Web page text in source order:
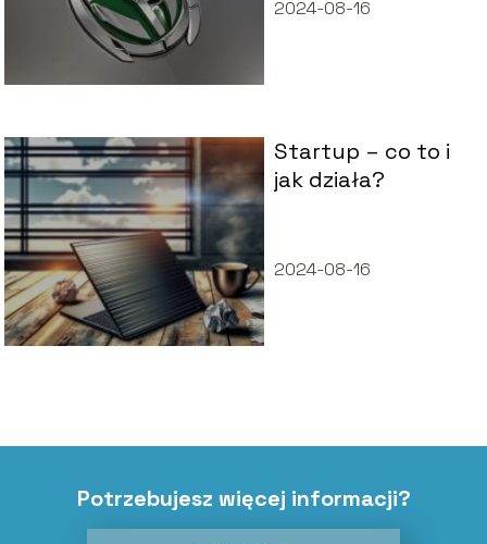
2024-08-16
Startup – co to i
jak działa?
2024-08-16
Potrzebujesz więcej informacji?